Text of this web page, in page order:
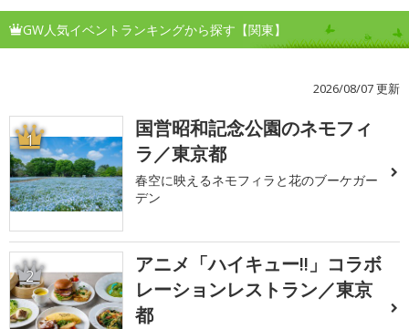
GW人気イベントランキングから探す【関東】
2026/08/07 更新
1
国営昭和記念公園のネモフィ
ラ／東京都
春空に映えるネモフィラと花のブーケガー
デン
2
アニメ「ハイキュー!!」コラボ
レーションレストラン／東京
都